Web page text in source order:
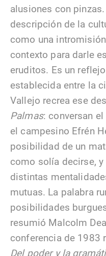
alusiones con
descripción de la
como una
contexto para darle
eruditos. Es un
establecida entre la
Vallejo recrea ese
Palmas: conversan
el campesino Efrén
posibilidad de un
como solía decirse,
distintas
mutuas. La palabra
posibilidades
resumió Malcolm
conferencia de 1983
Del poder y la